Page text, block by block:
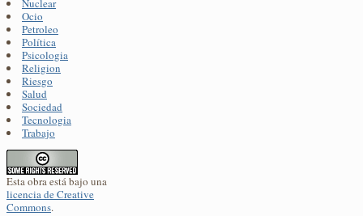
Nuclear
Ocio
Petroleo
Política
Psicologia
Religion
Riesgo
Salud
Sociedad
Tecnologia
Trabajo
Esta obra está bajo una
licencia de Creative
Commons.